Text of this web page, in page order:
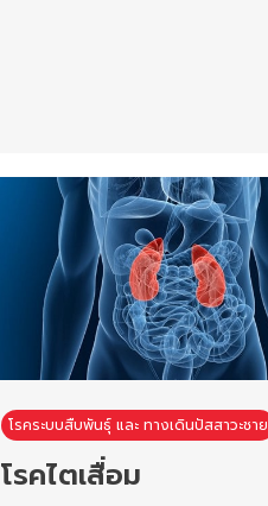
โรคระบบสืบพันธุ์ และ ทางเดินปัสสาวะชาย
โรคไตเสื่อม